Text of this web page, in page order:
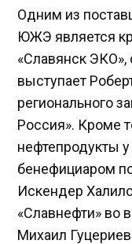
Одним из
ЮЖЭ является
«Славянск ЭКО»,
выступает
регионального
Россия». Кроме
нефтепродукты
бенефициаром
Искендер
«Славнефти» во
Михаил